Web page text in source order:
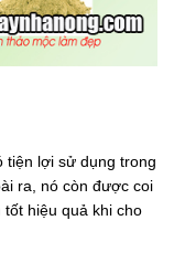
tiện lợi sử dụng trong
ra, nó còn được coi
hiệu quả khi cho